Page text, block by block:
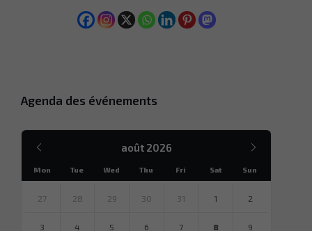
Agenda des événements
août 2026
précédent
Mon Tue Wed Thu Fri Sat Sun
27 28 29 30 31 1 2
3 4 5 6 7 8 9